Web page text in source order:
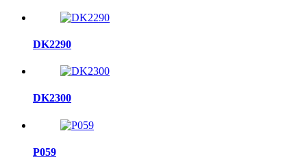
DK2290
DK2300
P059